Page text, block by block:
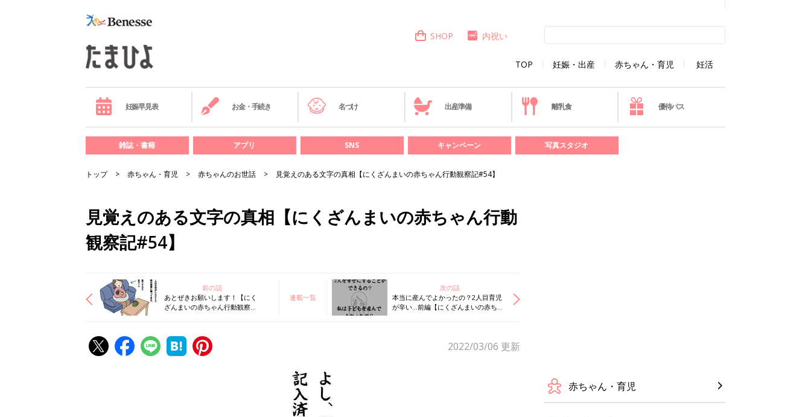
TOP 妊娠・出産 赤ちゃん・育児 妊活
SHOP 内祝い
妊娠早見表 お金・手続き 名づけ 出産準備 離乳食 優待パス
雑誌・書籍 アプリ SNS キャンペーン 写真スタジオ
トップ 赤ちゃん・育児 赤ちゃんのお世話 見覚えのある文字の真相【にくざんまいの赤ちゃん行動観察記#54】
見覚えのある文字の真相【にくざんまいの赤ちゃん行動
観察記#54】
前の話
あとぜきお願いします！【にく
ざんまいの赤ちゃん行動観察記
連載一覧
次の話
本当に産んでよかったの？2人目育児
が辛い…前編【にくざんまいの赤ちゃ
2022/03/06 更新
赤ちゃん・育児